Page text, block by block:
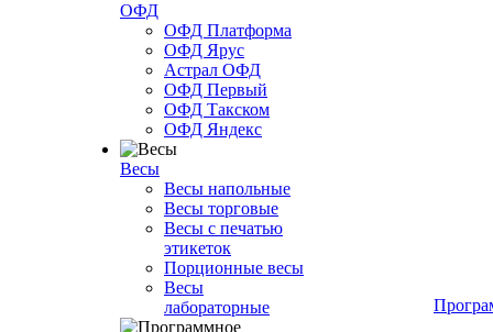
ОФД
ОФД Платформа
ОФД Ярус
Астрал ОФД
ОФД Первый
ОФД Такском
ОФД Яндекс
Весы
Весы напольные
Весы торговые
Весы с печатью
этикеток
Порционные весы
Весы
лабораторные